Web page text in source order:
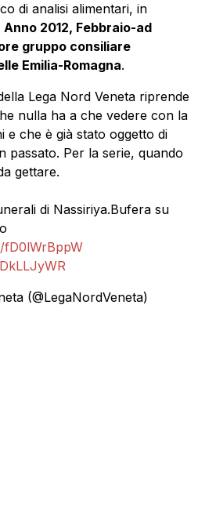
di analisi alimentari, in
Anno 2012, Febbraio-ad
gruppo consiliare
Emilia-Romagna.
Lega Nord Veneta riprende
nulla ha a che vedere con la
e che è già stato oggetto di
passato. Per la serie, quando
gettare.
di Nassiriya.Bufera su
(@LegaNordVeneta)